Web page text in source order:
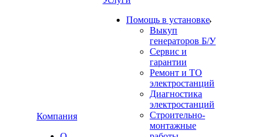
Компания
Помощь в установке
Выкуп
генераторов Б/У
Сервис и
гарантии
Ремонт и ТО
электростанций
Диагностика
электростанций
Строительно-
монтажные